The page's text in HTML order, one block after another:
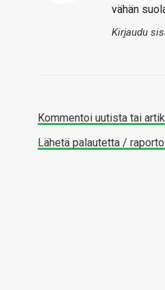
vähän
Kirjaudu
Kommentoi uutista tai
Lähetä palautetta /